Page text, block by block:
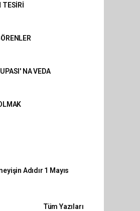
TESİRİ
NA VEDA
Adıdır 1 Mayıs
Tüm Yazıları